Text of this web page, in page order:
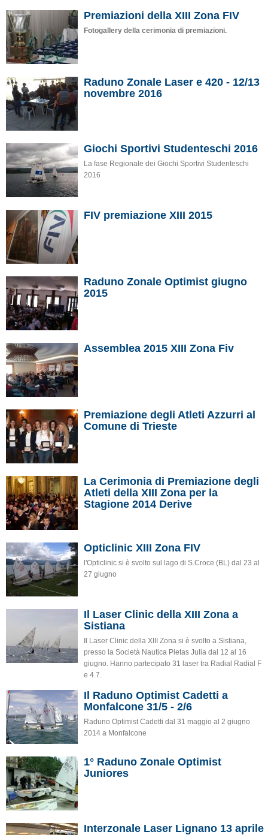
Premiazioni della XIII Zona FIV
Fotogallery della cerimonia di premiazioni.
Raduno Zonale Laser e 420 - 12/13
novembre 2016
Giochi Sportivi Studenteschi 2016
La fase Regionale dei Giochi Sportivi Studenteschi
2016
FIV premiazione XIII 2015
Raduno Zonale Optimist giugno
2015
Assemblea 2015 XIII Zona Fiv
Premiazione degli Atleti Azzurri al
Comune di Trieste
La Cerimonia di Premiazione degli
Atleti della XIII Zona per la
Stagione 2014 Derive
Opticlinic XIII Zona FIV
l'Opticlinic si è svolto sul lago di S.Croce (BL) dal 23 al
27 giugno
Il Laser Clinic della XIII Zona a
Sistiana
Il Laser Clinic della XIII Zona si è svolto a Sistiana,
presso la Società Nautica Pietas Julia dal 12 al 16
giugno. Hanno partecipato 31 laser tra Radial Radial F
e 4.7.
Il Raduno Optimist Cadetti a
Monfalcone 31/5 - 2/6
Raduno Optimist Cadetti dal 31 maggio al 2 giugno
2014 a Monfalcone
1° Raduno Zonale Optimist
Juniores
Interzonale Laser Lignano 13 aprile